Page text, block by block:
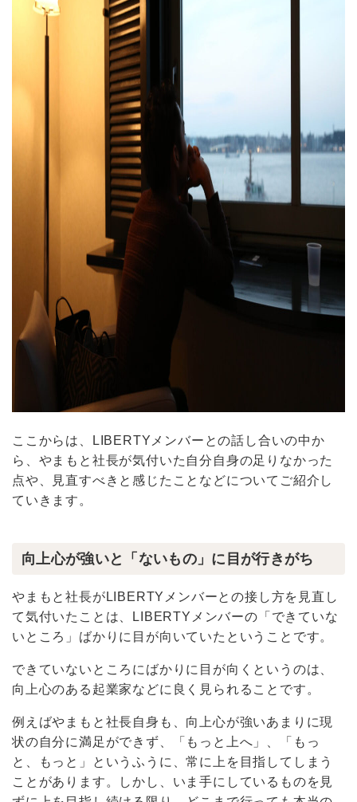
ここからは、LIBERTYメンバーとの話し合いの中か
ら、やまもと社長が気付いた自分自身の足りなかった
点や、見直すべきと感じたことなどについてご紹介し
ていきます。
向上心が強いと「ないもの」に目が行きがち
やまもと社長がLIBERTYメンバーとの接し方を見直し
て気付いたことは、LIBERTYメンバーの「できていな
いところ」ばかりに目が向いていたということです。
できていないところにばかりに目が向くというのは、
向上心のある起業家などに良く見られることです。
例えばやまもと社長自身も、向上心が強いあまりに現
状の自分に満足ができず、「もっと上へ」、「もっ
と、もっと」というふうに、常に上を目指してしまう
ことがあります。しかし、いま手にしているものを見